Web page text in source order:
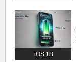
iOS 18